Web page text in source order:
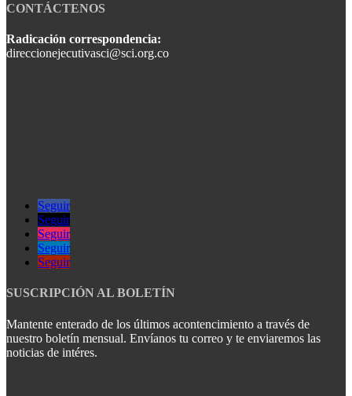
CONTÁCTENOS
Radicación correspondencia:
direccionejecutivasci@sci.org.co
Seguir
Seguir
Seguir
Seguir
Seguir
SUSCRIPCIÓN AL BOLETÍN
Mantente enterado de los últimos acontencimiento a través de
nuestro boletín mensual. Envíanos tu correo y te enviaremos las
noticias de intéres.